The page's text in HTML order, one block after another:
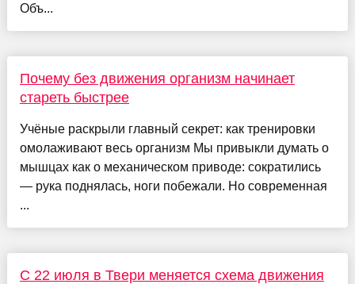
Объ...
Почему без движения организм начинает
стареть быстрее
Учёные раскрыли главный секрет: как тренировки
омолаживают весь организм Мы привыкли думать о
мышцах как о механическом приводе: сократились
— рука поднялась, ноги побежали. Но современная
...
С 22 июля в Твери меняется схема движения